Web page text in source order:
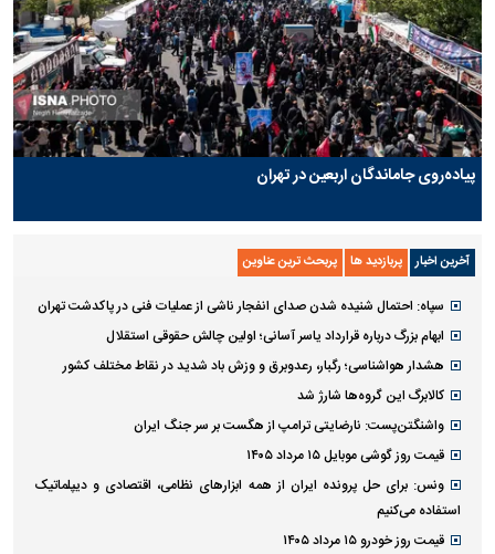
پیاده‌روی جاماندگان اربعین در تهران
آخرین اخبار پربازدید ها پربحث ترین عناوین
سپاه: احتمال شنیده شدن صدای انفجار ناشی از عملیات فنی در پاکدشت تهران
ابهام بزرگ درباره قرارداد یاسر آسانی؛ اولین چالش حقوقی استقلال
هشدار هواشناسی؛ رگبار، رعدوبرق و وزش باد شدید در نقاط مختلف کشور
کالابرگ این گروه‌ها شارژ شد
واشنگتن‌پست: نارضایتی ترامپ از هگست بر سر جنگ ایران
قیمت روز گوشی موبایل ۱۵ مرداد ۱۴۰۵
ونس: برای حل پرونده ایران از همه ابزارهای نظامی، اقتصادی و دیپلماتیک
استفاده می‌کنیم
قیمت روز خودرو ۱۵ مرداد ۱۴۰۵